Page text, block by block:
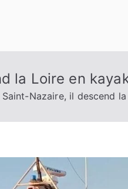
la Loire en
Nazaire, il descend